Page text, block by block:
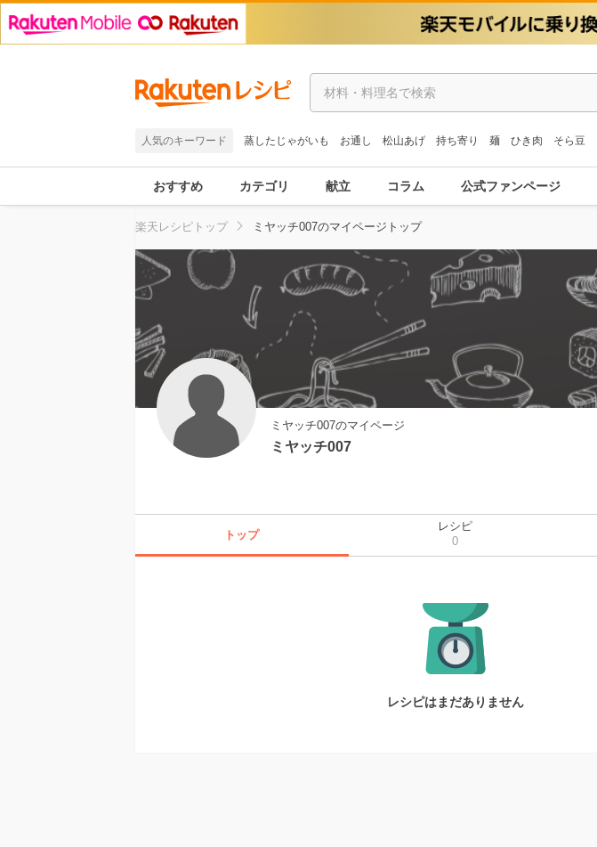
人気のキーワード 蒸したじゃがいも お通し 松山あげ 持ち寄り 麺 ひき肉 そら豆
おすすめ カテゴリ 献立 コラム 公式ファンページ
楽天レシピトップ ミヤッチ007のマイページトップ
ミヤッチ007のマイページ
ミヤッチ007
トップ
レシピ
0
レシピはまだありません